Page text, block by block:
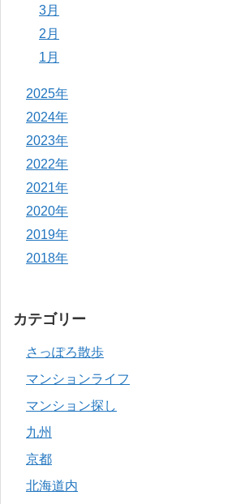
3月
2月
1月
2025年
2024年
2023年
2022年
2021年
2020年
2019年
2018年
カテゴリー
さっぽろ散歩
マンションライフ
マンション探し
九州
京都
北海道内